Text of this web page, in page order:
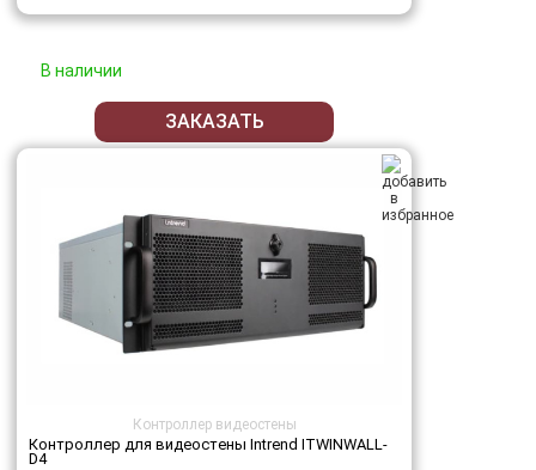
В наличии
ЗАКАЗАТЬ
Контроллер видеостены
Контроллер для видеостены Intrend ITWINWALL-
D4